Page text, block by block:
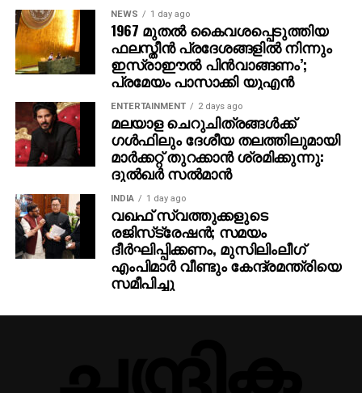
NEWS 1 day ago
1967 മുതല്‍ കൈവശപ്പെടുത്തിയ
ഫലസ്തീന്‍ പ്രദേശങ്ങളില്‍ നിന്നും
ഇസ്രാഈല്‍ പിന്‍വാങ്ങണം’;
പ്രമേയം പാസാക്കി യുഎന്‍
ENTERTAINMENT 2 days ago
മലയാള ചെറുചിത്രങ്ങള്‍ക്ക്
ഗള്‍ഫിലും ദേശീയ തലത്തിലുമായി
മാര്‍ക്കറ്റ് തുറക്കാന്‍ ശ്രമിക്കുന്നു:
ദുല്‍ഖര്‍ സല്‍മാന്‍
INDIA 1 day ago
വഖഫ് സ്വത്തുക്കളുടെ
രജിസ്‌ട്രേഷന്‍; സമയം
ദീര്‍ഘിപ്പിക്കണം, മുസിലിംലീഗ്
എംപിമാര്‍ വീണ്ടും കേന്ദ്രമന്ത്രിയെ
സമീപിച്ചു